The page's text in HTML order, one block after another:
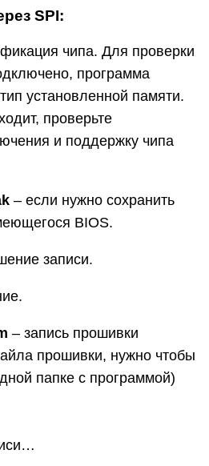
SPI:
чипа. Для проверки
программа
установленной памяти.
проверьте
и поддержку чипа
– если нужно сохранить
BIOS.
записи.
– запись прошивки
прошивки, нужно чтобы
папке с программой)